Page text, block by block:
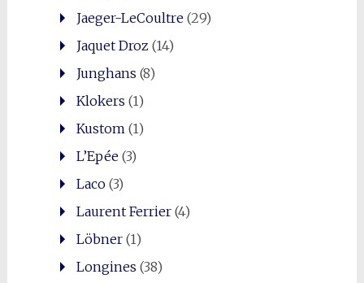
Jaeger-LeCoultre(29)
Jaquet Droz (14)
Junghans (8)
Klokers (1)
Kustom (1)
L’Epée(3)
Laco(3)
Laurent Ferrier(4)
Löbner(1)
Longines (38)